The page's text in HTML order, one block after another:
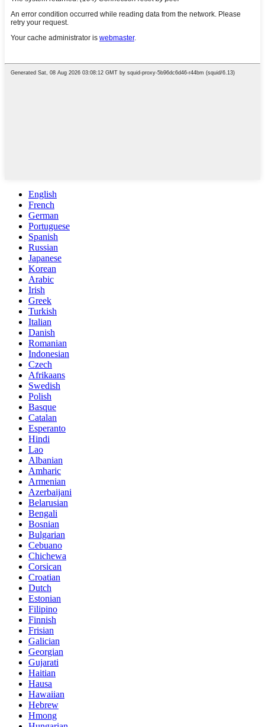
English
French
German
Portuguese
Spanish
Russian
Japanese
Korean
Arabic
Irish
Greek
Turkish
Italian
Danish
Romanian
Indonesian
Czech
Afrikaans
Swedish
Polish
Basque
Catalan
Esperanto
Hindi
Lao
Albanian
Amharic
Armenian
Azerbaijani
Belarusian
Bengali
Bosnian
Bulgarian
Cebuano
Chichewa
Corsican
Croatian
Dutch
Estonian
Filipino
Finnish
Frisian
Galician
Georgian
Gujarati
Haitian
Hausa
Hawaiian
Hebrew
Hmong